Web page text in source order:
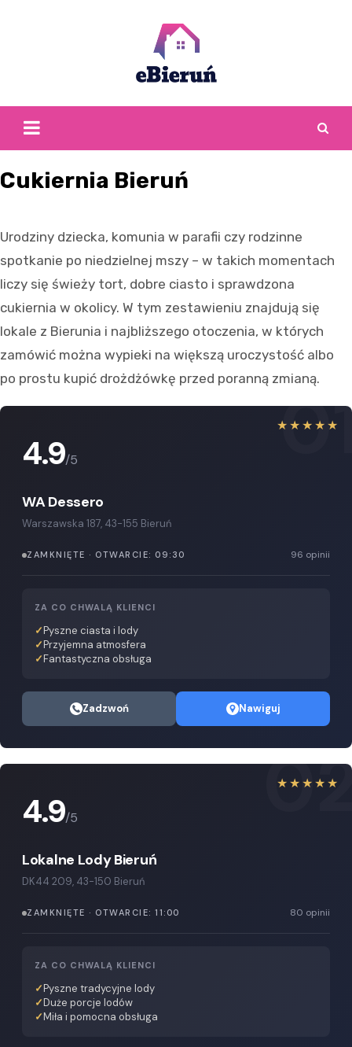
Cukiernia Bieruń
Urodziny dziecka, komunia w parafii czy rodzinne
spotkanie po niedzielnej mszy – w takich momentach
liczy się świeży tort, dobre ciasto i sprawdzona
cukiernia w okolicy. W tym zestawieniu znajdują się
lokale z Bierunia i najbliższego otoczenia, w których
zamówić można wypieki na większą uroczystość albo
po prostu kupić drożdżówkę przed poranną zmianą.
★★★★★
4.9/5
WA Dessero
Warszawska 187, 43-155 Bieruń
ZAMKNIĘTE · OTWARCIE: 09:30 96 opinii
ZA CO CHWALĄ KLIENCI
Pyszne ciasta i lody
Przyjemna atmosfera
Fantastyczna obsługa
Zadzwoń Nawiguj
★★★★★
4.9/5
Lokalne Lody Bieruń
DK44 209, 43-150 Bieruń
ZAMKNIĘTE · OTWARCIE: 11:00 80 opinii
ZA CO CHWALĄ KLIENCI
Pyszne tradycyjne lody
Duże porcje lodów
Miła i pomocna obsługa